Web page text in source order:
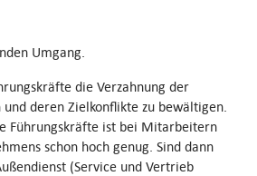
Umgang.
die Verzahnung der
deren Zielkonflikte zu bewältigen.
Führungskräfte ist bei Mitarbeitern
schon hoch genug. Sind dann
(Service und Vertrieb